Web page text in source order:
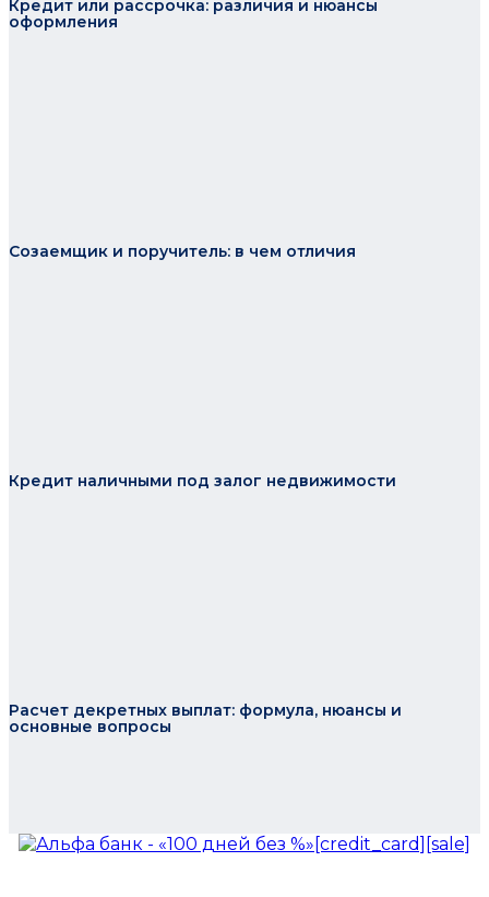
Кредит или рассрочка: различия и нюансы
оформления
Созаемщик и поручитель: в чем отличия
Кредит наличными под залог недвижимости
Расчет декретных выплат: формула, нюансы и
основные вопросы